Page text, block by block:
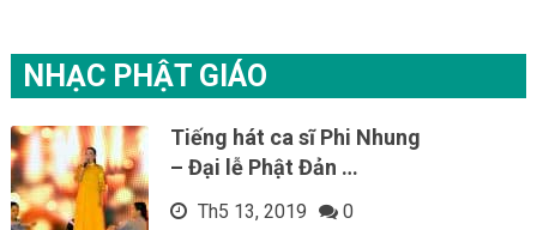
NHẠC PHẬT GIÁO
Tiếng hát ca sĩ Phi Nhung
– Đại lễ Phật Đản …
Th5 13, 2019 0